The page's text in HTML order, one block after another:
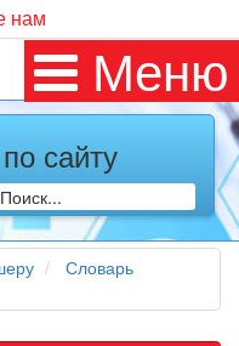
нам
Меню
сайту
Словарь
все меры
все время дома),
простудились. Вы